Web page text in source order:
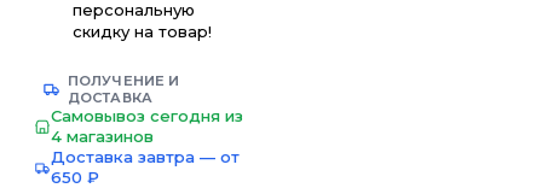
персональную
скидку на товар!
ПОЛУЧЕНИЕ И
ДОСТАВКА
Самовывоз сегодня из
4 магазинов
Доставка завтра — от
650 ₽